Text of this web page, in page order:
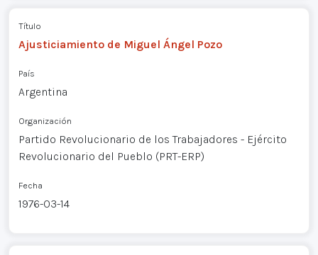
Título
Ajusticiamiento de Miguel Ángel Pozo
País
Argentina
Organización
Partido Revolucionario de los Trabajadores - Ejército
Revolucionario del Pueblo (PRT-ERP)
Fecha
1976-03-14